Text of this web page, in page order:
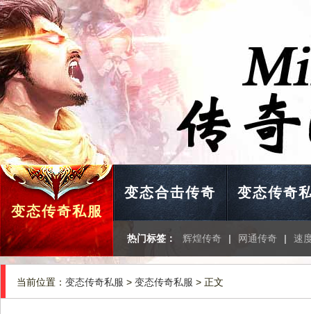
变态传奇私服
变态合击传奇 变态传奇
热门标签： 辉煌传奇 | 网通传奇 | 速
当前位置： 变态传奇私服 > 变态传奇私服 > 正文